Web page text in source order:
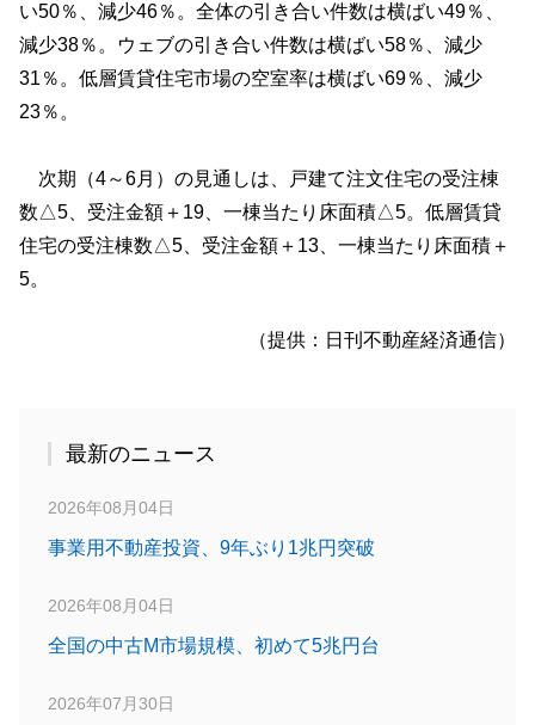
い50％、減少46％。全体の引き合い件数は横ばい49％、
減少38％。ウェブの引き合い件数は横ばい58％、減少
31％。低層賃貸住宅市場の空室率は横ばい69％、減少
23％。
次期（4～6月）の見通しは、戸建て注文住宅の受注棟
数△5、受注金額＋19、一棟当たり床面積△5。低層賃貸
住宅の受注棟数△5、受注金額＋13、一棟当たり床面積＋
5。
（提供：日刊不動産経済通信）
最新のニュース
2026年08月04日
事業用不動産投資、9年ぶり1兆円突破
2026年08月04日
全国の中古M市場規模、初めて5兆円台
2026年07月30日